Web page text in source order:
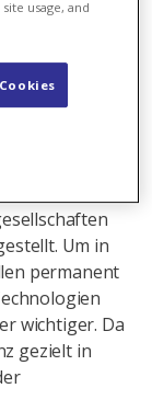
bei Axpo,
Geschäfts
Um in
permanent
wichtiger. Da
gezielt in
usage, and